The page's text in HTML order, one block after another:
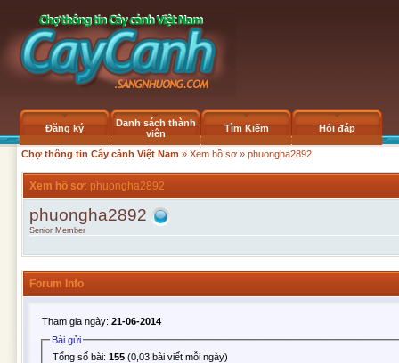
Đăng ký
Danh sách thành
viên
Tìm Kiếm Hỏi đáp
Chợ thông tin Cây cảnh Việt Nam » Xem hồ sơ » phuongha2892
Xem hồ sơ: phuongha2892
phuongha2892
Senior Member
Forum Info
Tham gia ngày: 21-06-2014
Bài gửi
Tổng số bài:155 (0,03 bài viết mỗi ngày)